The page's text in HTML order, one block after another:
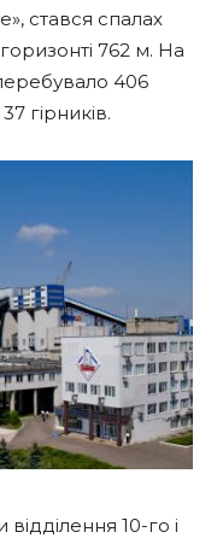
стався спалах
762 м. На
406
гірників.
10-го і